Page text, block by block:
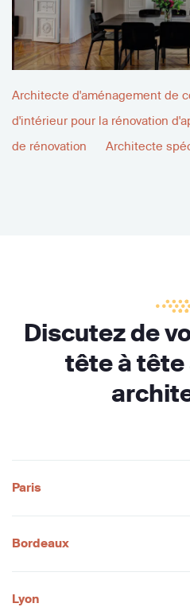
Architecte d'aménagement de
d'intérieur pour la rénovation
de rénovation
Architecte
Discutez de
tête à tête
Paris
Bordeaux
Lyon